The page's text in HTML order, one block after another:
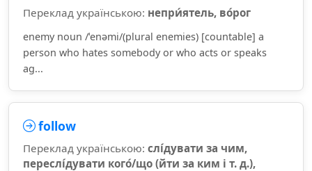
Переклад українською: непри́ятель, во́рог
enemy noun /ˈenəmi/(plural enemies) [countable] a
person who hates somebody or who acts or speaks
ag...
follow
Переклад українською: слі́дувати за чим,
переслі́дувати кого́/що (йти за ким і т. д.),